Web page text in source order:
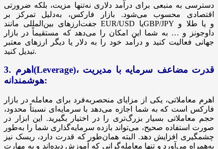
دسترسی به منبعی برای درآمد دلاری نه‌تنها مزیت، بلکه ضرورتی
اقتصادی محسوب می‌شود. بازار فارکس، به‌دلیل تمرکز بر
جفت‌ارزهای بین‌المللی مانند EUR/USD یاGBP/JPY و یا طلا و
داوجونز و … به شما این امکان را می‌دهد که مستقیماً در بازار
جهانی فعالیت کنید و درآمد خود را به دلار یا دیگر ارزهای معتبر
تبدیل کنید.
3. اهرم(Leverage)، قدرت مضاعف سرمایه با مدیریت
هوشمندانه:
اهرم معاملاتی، یکی از مزایای منحصر‌به‌فرد برای معامله در بازار
فارکس است که به شما اجازه می‌دهد با سرمایه‌ای نسبتاً محدود،
حجم معاملاتی بسیار بزرگ‌تری را در اختیار بگیرید. این ابزار در
صورت استفاده صحیح، می‌تواند بازده سرمایه‌گذاری شما را به‌طور
چشمگیری افزایش دهد. البته همان‌طور که قدرت دارد، ریسک نیز
به‌همراه می‌آورد و تنها معامله‌گرانی که آموزش‌ دیده‌اند و به مهارت